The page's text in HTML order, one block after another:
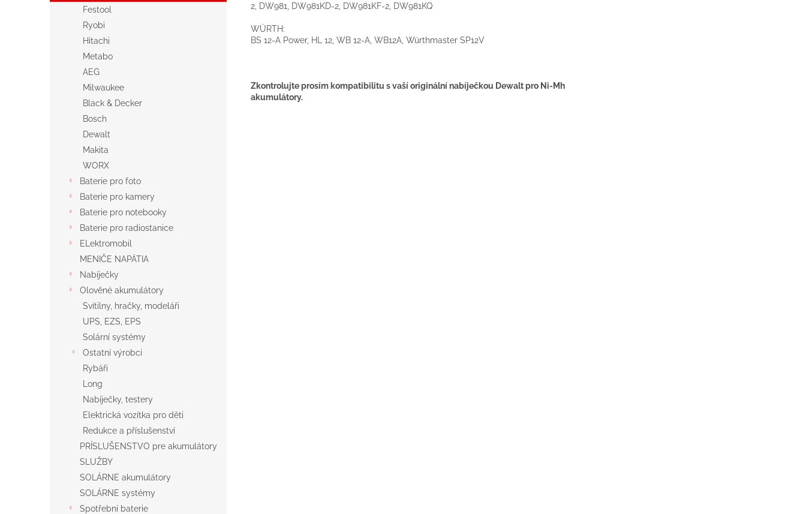
Festool
Ryobi
Hitachi
Metabo
AEG
Milwaukee
Black & Decker
Bosch
Dewalt
Makita
WORX
Baterie pro foto
Baterie pro kamery
Baterie pro notebooky
Baterie pro radiostanice
ELektromobil
MENIČE NAPÄTIA
Nabíječky
Olověné akumulátory
Svítilny, hračky, modeláři
UPS, EZS, EPS
Solární systémy
Ostatní výrobci
Rybáři
Long
Nabíječky, testery
Elektrická vozítka pro děti
Redukce a příslušenství
PRÍSLUŠENSTVO pre akumulátory
SLUŽBY
SOLÁRNE akumulátory
SOLÁRNE systémy
Spotřební baterie
2, DW981, DW981KD-2, DW981KF-2, DW981KQ
WÜRTH:
BS 12-A Power, HL 12, WB 12-A, WB12A, Würthmaster SP12V
Zkontrolujte prosím kompatibilitu s vaší originální nabíječkou Dewalt pro Ni-Mh
akumulátory.